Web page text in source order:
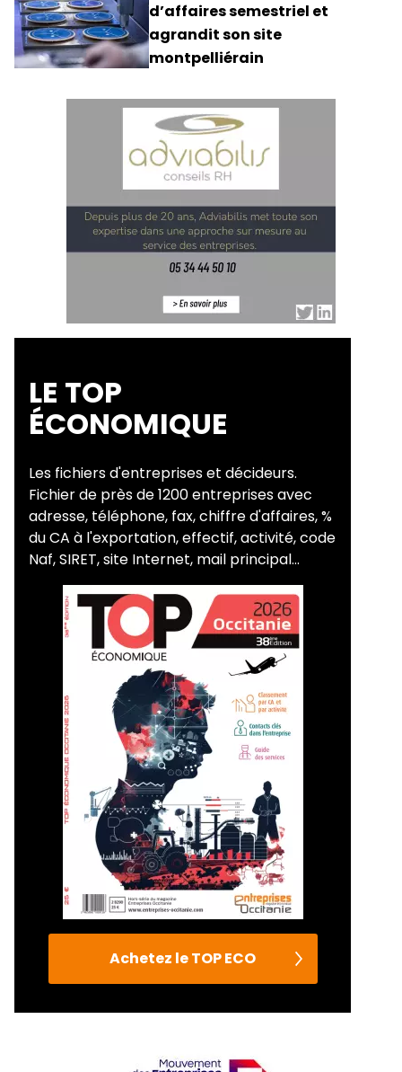
d’affaires semestriel et
agrandit son site
montpelliérain
LE TOP
ÉCONOMIQUE
Les fichiers d'entreprises et décideurs.
Fichier de près de 1200 entreprises avec
adresse, téléphone, fax, chiffre d'affaires, %
du CA à l'exportation, effectif, activité, code
Naf, SIRET, site Internet, mail principal...
Achetez le TOP ECO